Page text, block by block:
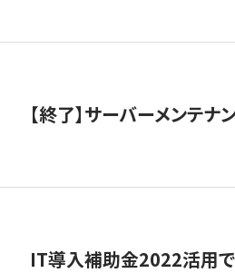
【終了】サーバーメンテ
IT導入補助金2022活用